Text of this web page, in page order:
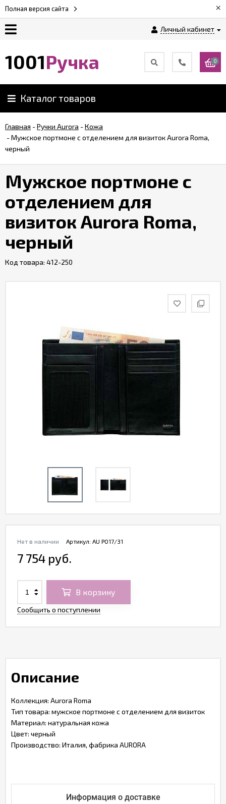
Полная версия сайта ×
Личный кабинет
Возврат
ручек
Контакты
1001Ручка 0
Каталог товаров
Главная -Ручки Aurora -Кожа
-Мужское портмоне с отделением для визиток Aurora Roma,
черный
Мужское портмоне с
отделением для
визиток Aurora Roma,
черный
Код товара: 412-250
Артикул: AU P017/31
Нет в наличии
7 754 руб.
В корзину
Сообщить о поступлении
Описание
Коллекция: Aurora Roma
Тип товара: мужское портмоне с отделением для визиток
Материал: натуральная кожа
Цвет: черный
Производство: Италия, фабрика AURORA
Информация о доставке